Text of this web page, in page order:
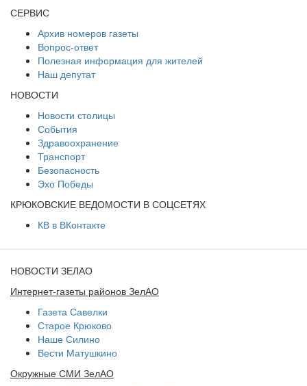
СЕРВИС
Архив номеров газеты
Вопрос-ответ
Полезная информация для жителей
Наш депутат
НОВОСТИ
Новости столицы
События
Здравоохранение
Транспорт
Безопасность
Эхо Победы
КРЮКОВСКИЕ ВЕДОМОСТИ В СОЦСЕТЯХ
КВ в ВКонтакте
НОВОСТИ ЗЕЛАО
Интернет-газеты районов ЗелАО
Газета Савелки
Старое Крюково
Наше Силино
Вести Матушкино
Окружные СМИ ЗелАО